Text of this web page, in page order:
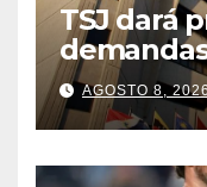
TSJ dará
bienes
AGOSTO 8, 2026